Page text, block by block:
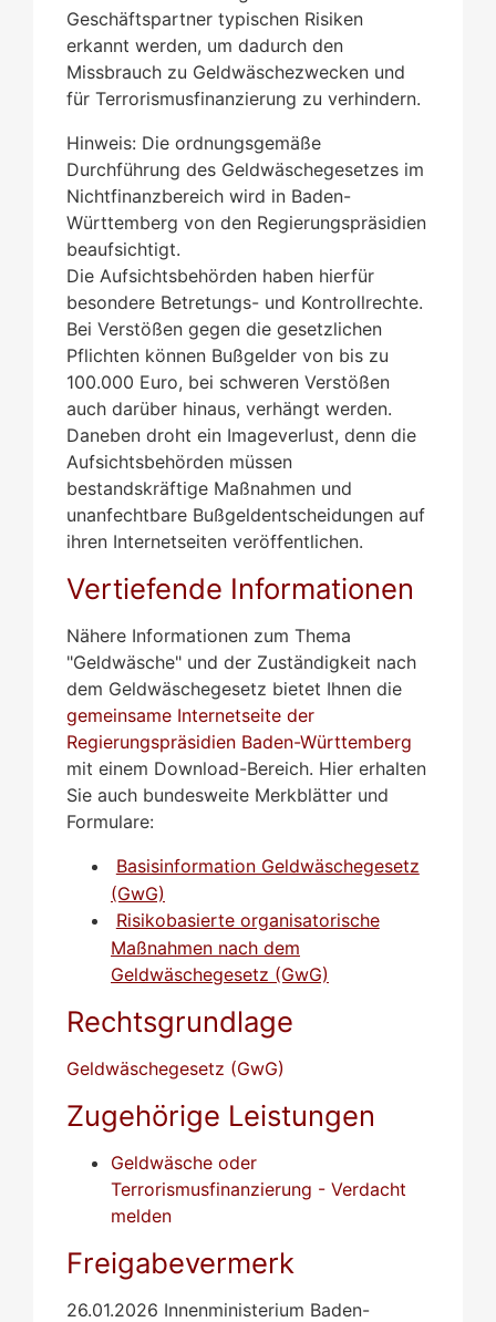
Geschäftspartner typischen Risiken
erkannt werden, um dadurch den
Missbrauch zu Geldwäschezwecken und
für Terrorismusfinanzierung zu verhindern.
Hinweis: Die ordnungsgemäße
Durchführung des Geldwäschegesetzes im
Nichtfinanzbereich wird in Baden-
Württemberg von den Regierungspräsidien
beaufsichtigt.
Die Aufsichtsbehörden haben hierfür
besondere Betretungs- und Kontrollrechte.
Bei Verstößen gegen die gesetzlichen
Pflichten können Bußgelder von bis zu
100.000 Euro, bei schweren Verstößen
auch darüber hinaus, verhängt werden.
Daneben droht ein Imageverlust, denn die
Aufsichtsbehörden müssen
bestandskräftige Maßnahmen und
unanfechtbare Bußgeldentscheidungen auf
ihren Internetseiten veröffentlichen.
Vertiefende Informationen
Nähere Informationen zum Thema
"Geldwäsche" und der Zuständigkeit nach
dem Geldwäschegesetz bietet Ihnen die
gemeinsame Internetseite der
Regierungspräsidien Baden-Württemberg
mit einem Download-Bereich. Hier erhalten
Sie auch bundesweite Merkblätter und
Formulare:
Basisinformation Geldwäschegesetz
(GwG)
Risikobasierte organisatorische
Maßnahmen nach dem
Geldwäschegesetz (GwG)
Rechtsgrundlage
Geldwäschegesetz (GwG)
Zugehörige Leistungen
Geldwäsche oder
Terrorismusfinanzierung - Verdacht
melden
Freigabevermerk
26.01.2026 Innenministerium Baden-